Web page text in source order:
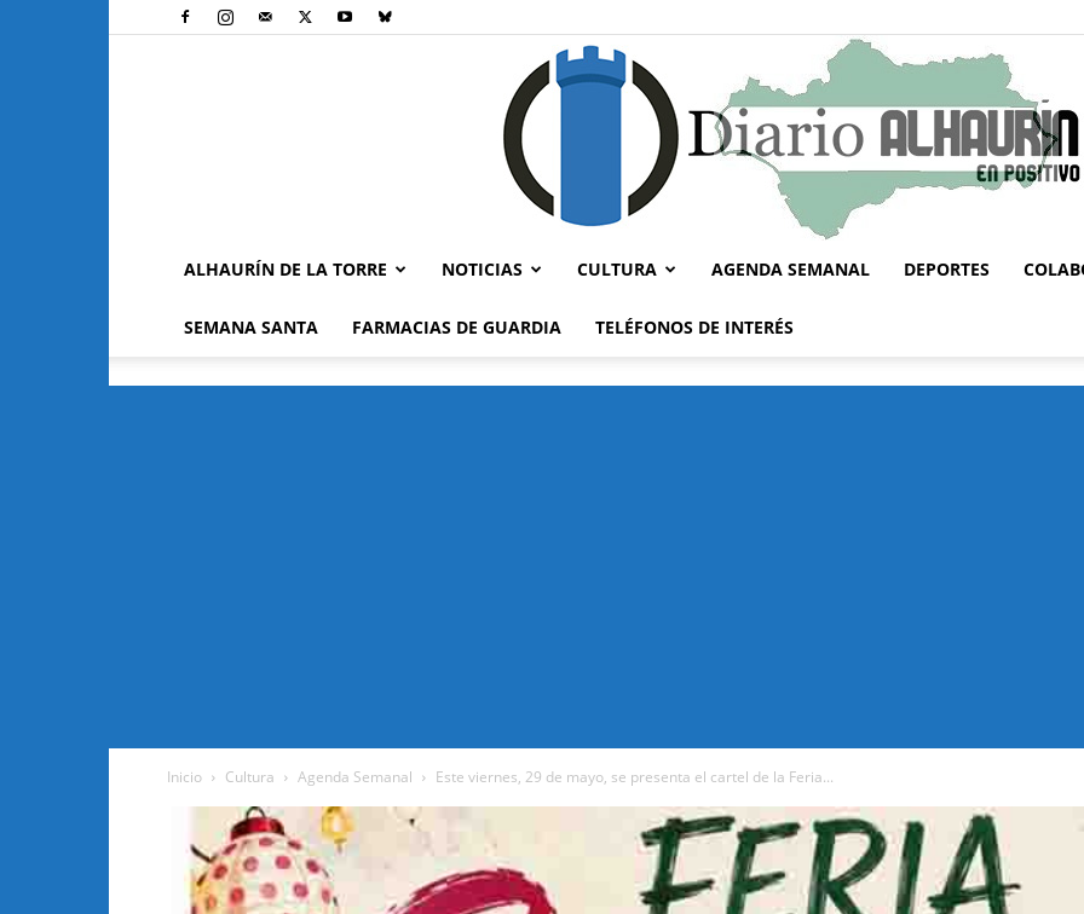
ALHAURÍN DE LA TORRE NOTICIAS CULTURA AGENDA SEMANAL DEPORTES
SEMANA SANTA FARMACIAS DE GUARDIA TELÉFONOS DE INTERÉS
Inicio Cultura Agenda Semanal Este viernes, 29 de mayo, se presenta el cartel de la Feria...